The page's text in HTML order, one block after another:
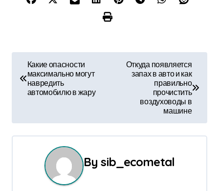
и
г
Какие опасности
максимально могут
навредить
автомобилю в жару
Откуда появляется
запах в авто и как
правильно
прочистить
воздуховоды в
машине
Bysib_ecometal